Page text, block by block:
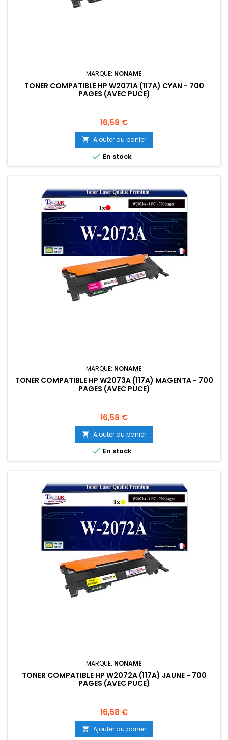
MARQUE: NONAME
TONER COMPATIBLE HP W2071A (117A) CYAN - 700
PAGES (AVEC PUCE)
Prix
16,58 €
 Ajouter au panier
 En stock
MARQUE: NONAME
TONER COMPATIBLE HP W2073A (117A) MAGENTA - 700
PAGES (AVEC PUCE)
Prix
16,58 €
 Ajouter au panier
 En stock
MARQUE: NONAME
TONER COMPATIBLE HP W2072A (117A) JAUNE - 700
PAGES (AVEC PUCE)
Prix
16,58 €
 Ajouter au panier